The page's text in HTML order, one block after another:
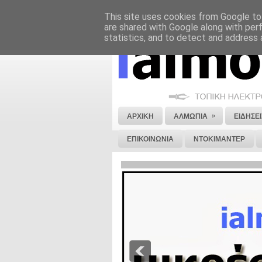
ΝΟΜΙΚΗ ΣΗΜΕΙΩΣΗ ΔΙΑΦΗΜΙΣΗ
ΑΡΧΙΚΗ ΑΛΜΩΠΙΑ »
ΕΠΙΚΟΙΝΩΝΙΑ ΝΤΟΚΙΜΑΝΤΕΡ
This site uses cookies from Google
are shared with Google along with
statistics, and to detect and address